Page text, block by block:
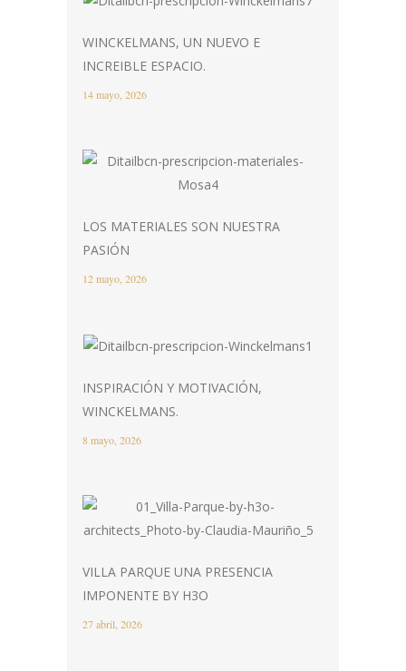
WINCKELMANS, UN NUEVO E
INCREIBLE ESPACIO.
14 mayo, 2026
LOS MATERIALES SON NUESTRA
PASIÓN
12 mayo, 2026
INSPIRACIÓN Y MOTIVACIÓN,
WINCKELMANS.
8 mayo, 2026
VILLA PARQUE UNA PRESENCIA
IMPONENTE BY H3O
27 abril, 2026